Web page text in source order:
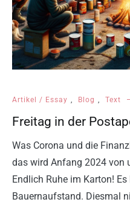
Artikel / Essay , Blog , Text
Freitag in der
Was Corona und die
das wird Anfang 2024 von
Endlich Ruhe im Karton!
Bauernaufstand. Diesmal